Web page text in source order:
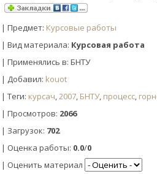
| Предмет: Курсовые работы
| Вид материала: Курсовая работа
| Применялись в: БНТУ
| Добавил: kouot
| Теги: курсач,2007, БНТУ, процесс,
| Просмотров: 2066
| Загрузок: 702
| Оценка работы: 0.0/0
| Оценить материал